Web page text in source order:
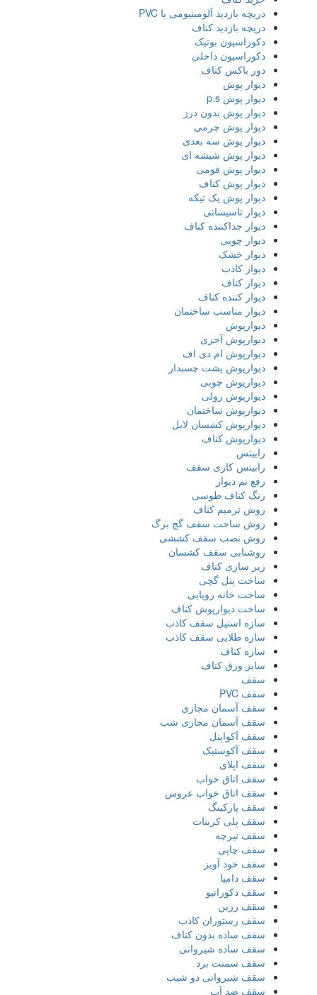
دریچه بازدید آلومینیومی یا PVC
دریچه بازدید کناف
دکوراسیون بوتیک
دکوراسیون داخلی
دور باکس کناف
دیوار پوش
دیوار پوش p.s
دیوار پوش بدون درز
دیوار پوش چرمی
دیوار پوش سه بعدی
دیوار پوش شیشه ای
دیوار پوش فومی
دیوار پوش کناف
دیوار پوش یک تیکه
دیوار تاسیساتی
دیوار جداکننده کناف
دیوار چوبی
دیوار خشک
دیوار کاذب
دیوار کناف
دیوار کننده کناف
دیوار مناسب ساختمان
دیوارپوش
دیوارپوش آجری
دیوارپوش ام دی اف
دیوارپوش پشت چسبدار
دیوارپوش چوبی
دیوارپوش رولی
دیوارپوش ساختمان
دیوارپوش کشسان لابل
دیوارپوش کناف
رابیتس
رابیتس کاری سقف
رفع نم دیوار
رنگ کناف طوسی
روش ترمیم کناف
روش ساخت سقف گچ برگ
روش نصب سقف کششی
روشنایی سقف کشسان
زیر سازی کناف
ساخت پنل گچی
ساخت خانه رویایی
ساخت دیوارپوش کناف
سازه استیل سقف کاذب
سازه طلایی سقف کاذب
سازه کناف
سایز ورق کناف
سقف
سقف PVC
سقف آسمان مجازی
سقف آسمان مجازی شب
سقف آکواپنل
سقف آکوستیک
سقف اپلای
سقف اتاق خواب
سقف اتاق خواب عروس
سقف پارکینگ
سقف پلی کربنات
سقف تیرچه
سقف چاپی
سقف خود آویز
سقف دامپا
سقف دکوراتیو
سقف رزین
سقف رستوران کاذب
سقف ساده بدون کناف
سقف ساده شیروانی
سقف سمنت برد
سقف شیروانی دو شیب
سقف ضد آب